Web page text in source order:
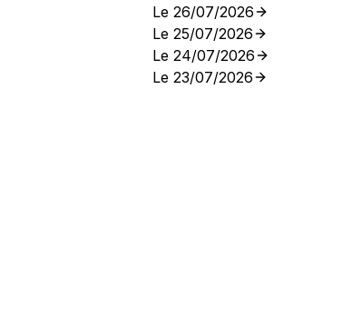
Le 26/07/2026
Le 25/07/2026
Le 24/07/2026
Le 23/07/2026